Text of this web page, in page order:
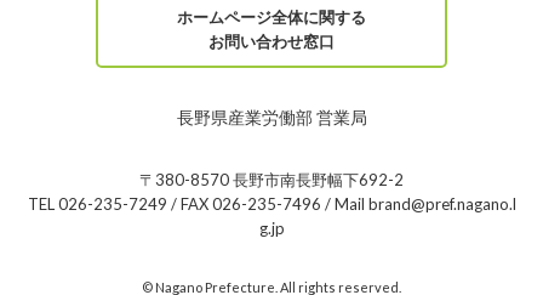
ホームページ全体に関する
お問い合わせ窓口
長野県産業労働部 営業局
〒380-8570 長野市南長野幅下692-2
TEL 026-235-7249 / FAX 026-235-7496 / Mail brand@pref.nagano.l
g.jp
© Nagano Prefecture. All rights reserved.